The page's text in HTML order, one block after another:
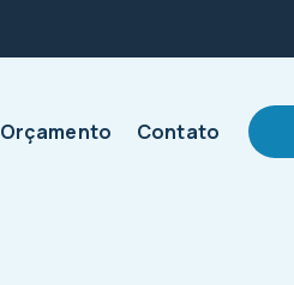
Orçamento Contato